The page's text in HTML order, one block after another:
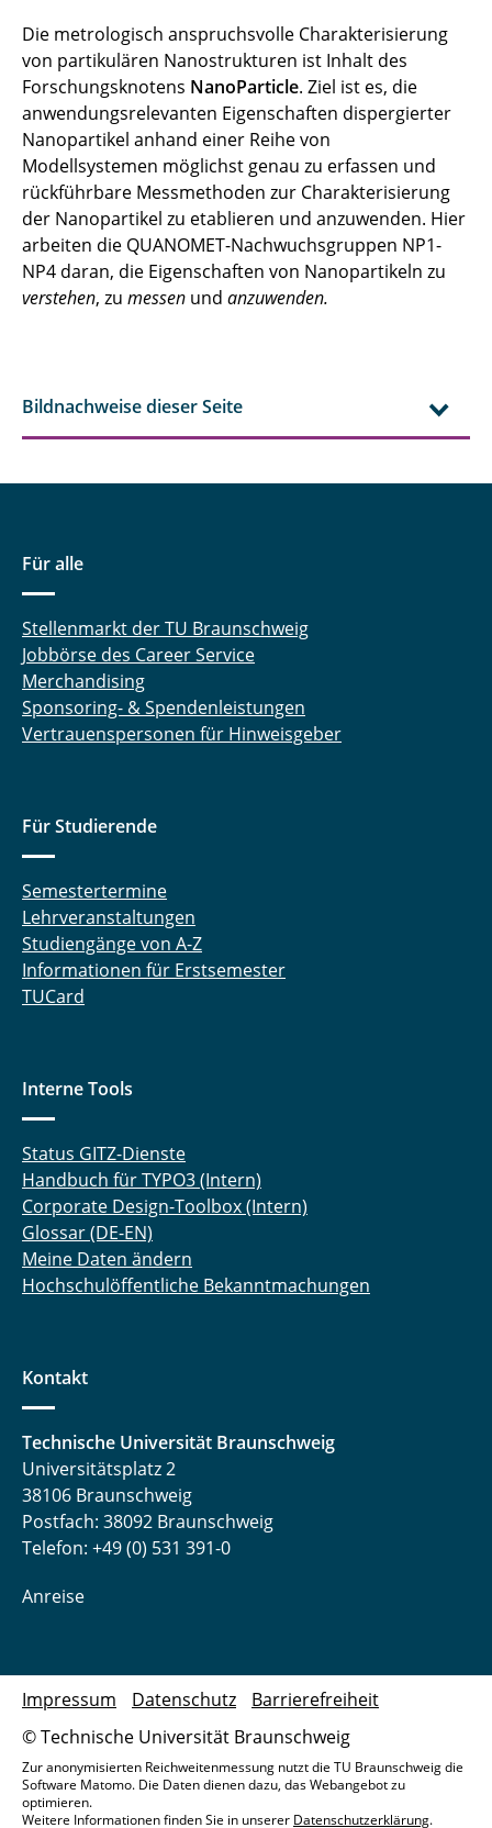
Die metrologisch anspruchsvolle Charakterisierung
von partikulären Nanostrukturen ist Inhalt des
Forschungsknotens NanoParticle. Ziel ist es, die
anwendungsrelevanten Eigenschaften dispergierter
Nanopartikel anhand einer Reihe von
Modellsystemen möglichst genau zu erfassen und
rückführbare Messmethoden zur Charakterisierung
der Nanopartikel zu etablieren und anzuwenden. Hier
arbeiten die QUANOMET-Nachwuchsgruppen NP1-
NP4 daran, die Eigenschaften von Nanopartikeln zu
verstehen, zu messen und anzuwenden.
Bildnachweise dieser Seite
Für alle
Stellenmarkt der TU Braunschweig
Jobbörse des Career Service
Merchandising
Sponsoring- & Spendenleistungen
Vertrauenspersonen für Hinweisgeber
Für Studierende
Semestertermine
Lehrveranstaltungen
Studiengänge von A-Z
Informationen für Erstsemester
TUCard
Interne Tools
Status GITZ-Dienste
Handbuch für TYPO3 (Intern)
Corporate Design-Toolbox (Intern)
Glossar (DE-EN)
Meine Daten ändern
Hochschulöffentliche Bekanntmachungen
Kontakt
Technische Universität Braunschweig
Universitätsplatz 2
38106 Braunschweig
Postfach: 38092 Braunschweig
Telefon: +49 (0) 531 391-0
Anreise
© Technische Universität Braunschweig
Impressum Datenschutz Barrierefreiheit
Zur anonymisierten Reichweitenmessung nutzt die TU Braunschweig die
Software Matomo. Die Daten dienen dazu, das Webangebot zu
optimieren.
Weitere Informationen finden Sie in unserer Datenschutzerklärung.